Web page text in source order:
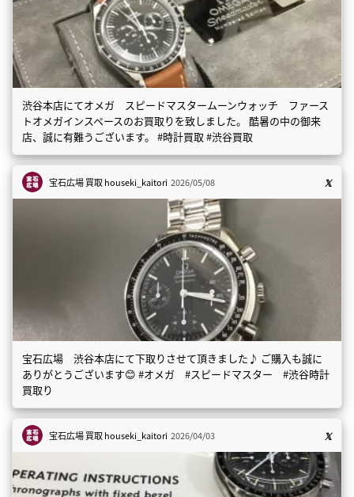
渋谷本店にてオメガ スピードマスタームーンウォッチ ファース
トオメガインスペースのお買取りを致しました。 酷暑の中の御来
店、誠に有難うございます。 #時計買取 #渋谷買取
宝石広場 買取houseki_kaitori 2026/05/08
宝石広場 渋谷本店にて下取りさせて頂きました♪ ご購入も誠に
ありがとうございます😊 #オメガ #スピードマスター #渋谷時計
買取り
宝石広場 買取houseki_kaitori 2026/04/03